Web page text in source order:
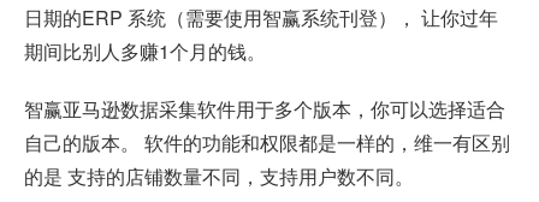
日期的ERP 系统（需要使用智赢系统刊登）， 让你过年
期间比别人多赚1个月的钱。
智赢亚马逊数据采集软件用于多个版本，你可以选择适合
自己的版本。 软件的功能和权限都是一样的，维一有区别
的是 支持的店铺数量不同，支持用户数不同。